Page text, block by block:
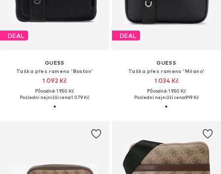
DEAL
GUESS
Taška přes rameno 'Boston'
1 092 Kč
Původně: 1 950 Kč
Poslední nejnižší cena:1 079 Kč
DEAL
GUESS
Taška přes rameno 'Milano'
1 034 Kč
Původně: 1 950 Kč
Poslední nejnižší cena:919 Kč